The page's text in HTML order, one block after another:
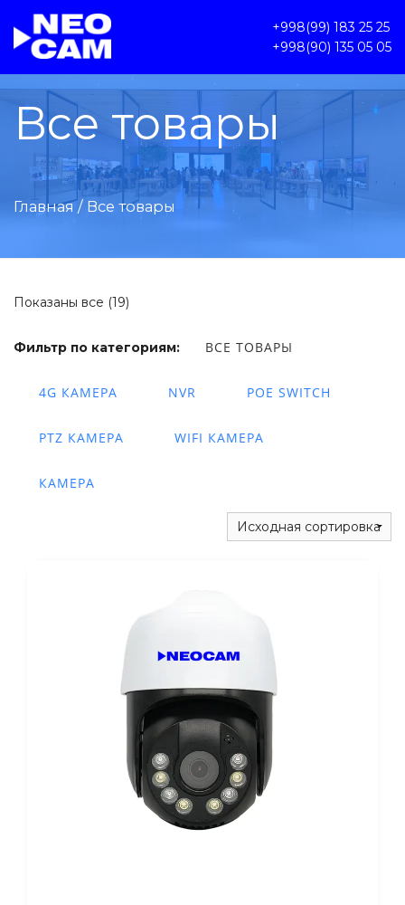
+998(99) 183 25 25
+998(90) 135 05 05
Все товары
Главная/ Все товары
Показаны все (19)
Фильтр по категориям:
4G КАМЕРА NVR POE SWITCH
PTZ КАМЕРА WIFI КАМЕРА
ВСЕ ТОВАРЫ
КАМЕРА